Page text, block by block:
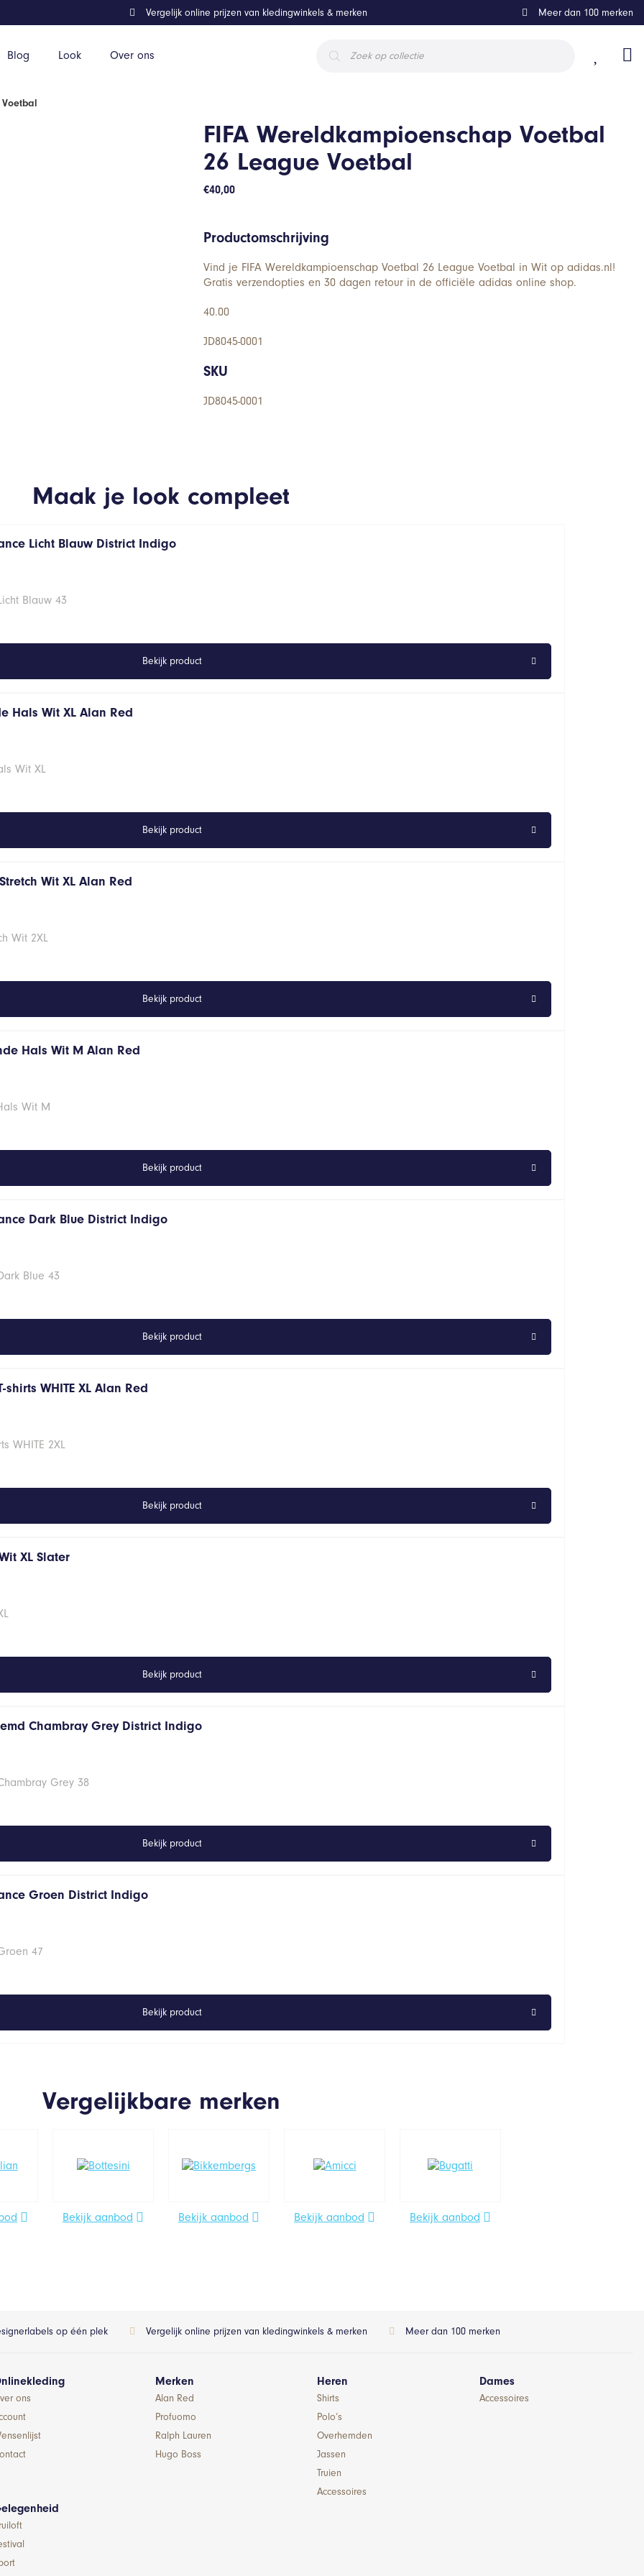
Blog Look Over ons
zoeken
Vergelijk online prijzen van kledingwinkels & merken Meer dan 100 merken
FIFA Wereldkampioenschap Voetbal
26 League Voetbal
€40,00
Productomschrijving
Vind je FIFA Wereldkampioenschap Voetbal 26 League Voetbal in Wit op adidas.nl!
Gratis verzendopties en 30 dagen retour in de officiële adidas online shop.
40.00
JD8045-0001
SKU
JD8045-0001
Maak je look compleet
Licht Blauw District Indigo
Blauw 43
Bekijk product
Hals Wit XL Alan Red
Wit XL
Bekijk product
Wit XL Alan Red
Wit 2XL
Bekijk product
Hals Wit M Alan Red
Wit M
Bekijk product
Dark Blue District Indigo
Blue 43
Bekijk product
WHITE XL Alan Red
WHITE 2XL
Bekijk product
XL Slater
Bekijk product
Chambray Grey District Indigo
Grey 38
Bekijk product
Groen District Indigo
47
Bekijk product
Vergelijkbare merken
Bekijk aanbod Bekijk aanbod Bekijk aanbod Bekijk aanbod
op één plek Vergelijk online prijzen van kledingwinkels & merken Meer dan 100 merken
ons
Merken
Alan Red
Profuomo
Ralph Lauren
Hugo Boss
Heren
Shirts
Polo’s
Overhemden
Jassen
Truien
Accessoires
Dames
Accessoires